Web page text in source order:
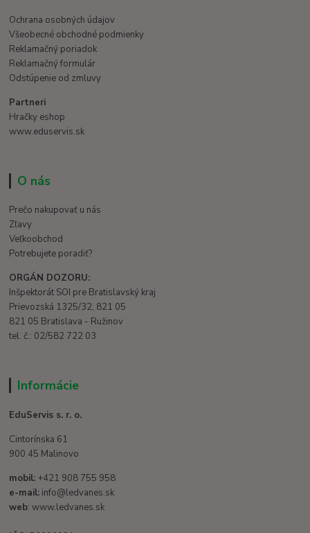
Ochrana osobných údajov
Všeobecné obchodné podmienky
Reklamačný poriadok
Reklamačný formulár
Odstúpenie od zmluvy
Partneri
Hračky eshop
www.eduservis.sk
O nás
Prečo nakupovať u nás
Zľavy
Veľkoobchod
Potrebujete poradiť?
ORGÁN DOZORU:
Inšpektorát SOI pre Bratislavský kraj
Prievozská 1325/32, 821 05
821 05 Bratislava - Ružinov
tel. č.: 02/582 722 03
Informácie
EduServis s. r. o.
Cintorínska 61
900 45 Malinovo
mobil: +421 908 755 958
e-mail: info@ledvanes.sk
web: www.ledvanes.sk